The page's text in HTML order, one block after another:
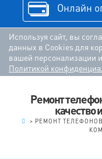
Онлайн
Используя сайт, вы
данных в Cookies для
вашей персонализации
Политикой
Ремонт
качество
> РЕМОНТ ТЕЛЕФОНОВ